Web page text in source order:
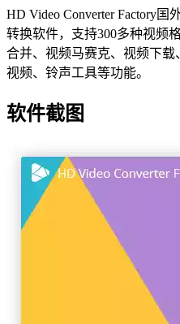
HD Video Converter Factory
转换软件，支持300多种视频
合并、视频马赛克、视频下
视频、铃声工具等功能。
软件截图